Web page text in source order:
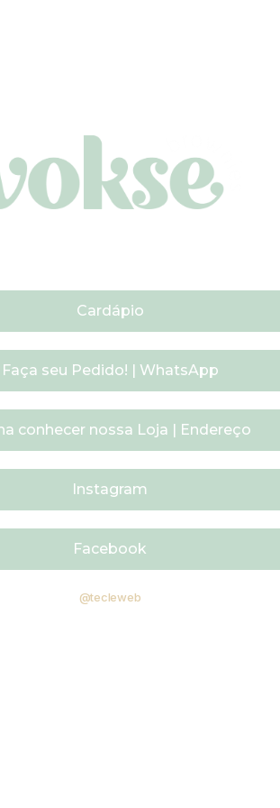
Cardápio
Faça seu Pedido! | WhatsApp
conhecer nossa Loja | Endereço
Instagram
Facebook
@tecleweb